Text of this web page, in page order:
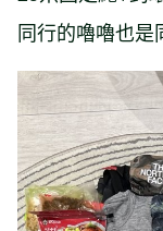
同行的嚕嚕也是